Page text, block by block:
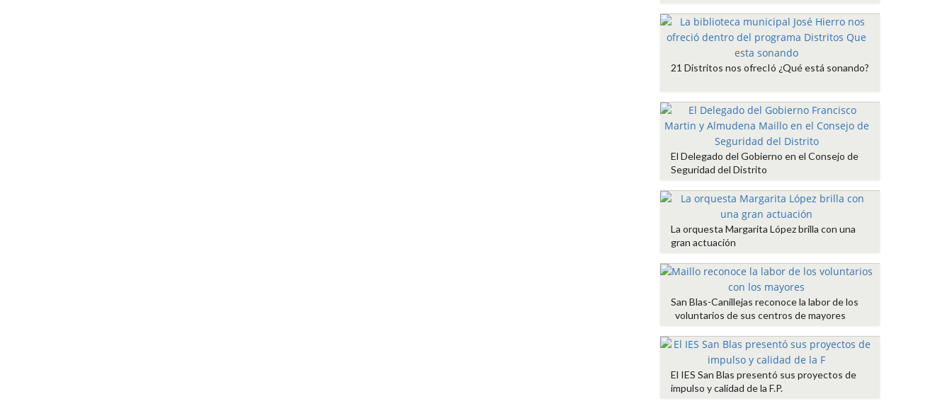
21 Distritos nos ofrecIó ¿Qué está sonando?
El Delegado del Gobierno en el Consejo de
Seguridad del Distrito
La orquesta Margarita López brilla con una
gran actuación
San Blas-Canillejas reconoce la labor de los
voluntarios de sus centros de mayores
El IES San Blas presentó sus proyectos de
impulso y calidad de la F.P.